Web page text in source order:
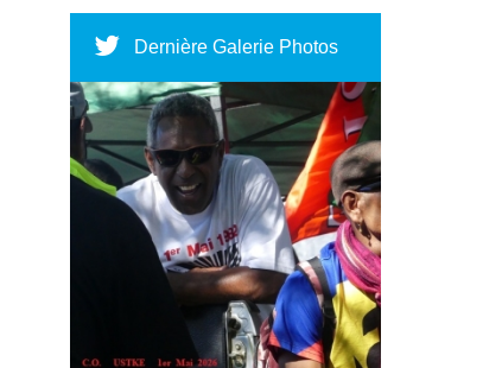
Dernière Galerie Photos